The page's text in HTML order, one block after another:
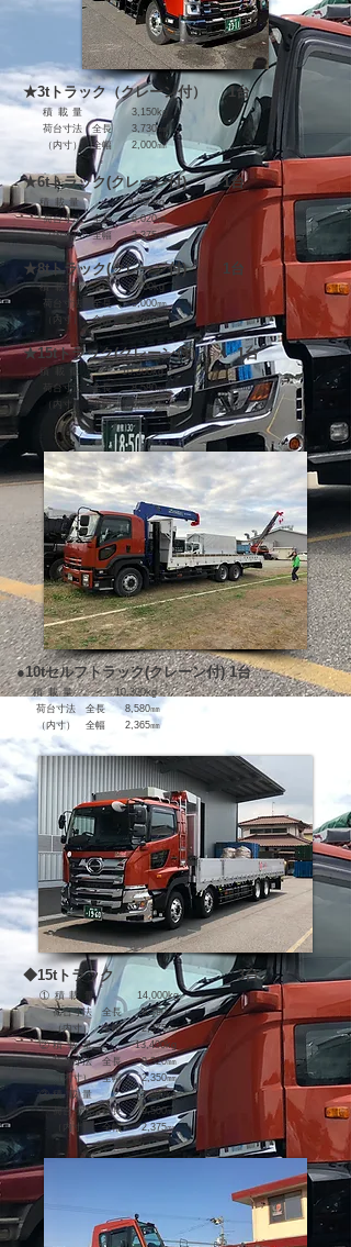
★3tトラック（クレーン付） 1台
積載量 3,150kg
​ 荷台寸法 全長 3,730㎜
（内寸） 全幅 2,000㎜
★6tトラック(クレーン付)1台
積載量4,550kg
​ 荷台寸法 全長 6,020㎜
（内寸） 全幅 2,375㎜
★8tトラック(クレーン付)1台
積載量6,200kg
​ 荷台寸法 全長 5,000㎜
（内寸） 全幅 2,300㎜
★15tトラック(クレーン付） 1台
積載量10,300kg
​ 荷台寸法 全長 8,580㎜
（内寸） 全幅 2,365㎜
●10tセルフトラック(クレーン付)1台
積載量10,300kg
​ 荷台寸法 全長 8,580㎜
（内寸） 全幅 2,365㎜
◆15tトラック 3台
①積載量 14,000kg
​ 荷台寸法 全長 9,590㎜
（内寸） 全幅 2,375㎜
②積載量13,400kg
​ 荷台寸法 全長 9,320㎜
（内寸） 全幅 2,350㎜
③積載量13,200kg
​ 荷台寸法 全長 9,500㎜
（内寸） 全幅 2,375㎜